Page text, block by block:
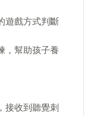
遊戲方式判斷
，幫助孩子養
接收到聽覺刺